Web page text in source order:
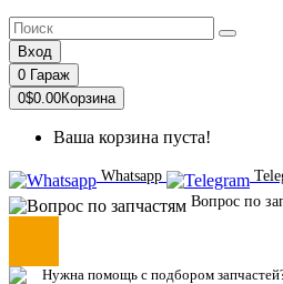
Вход
0 Гараж
0$0.00Корзина
Ваша корзина пуста!
Whatsapp
Вопрос по
Нужна помощь с подбором